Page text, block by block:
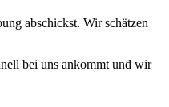
abschickst. Wir schätzen
bei uns ankommt und wir